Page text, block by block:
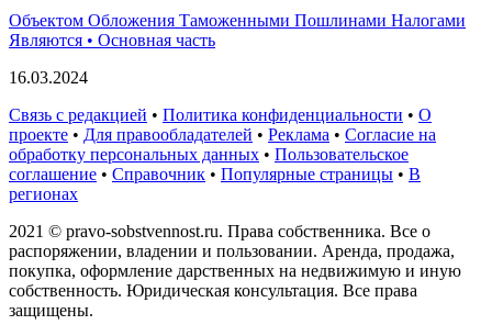
Объектом Обложения Таможенными Пошлинами Налогами
Являются • Основная часть
16.03.2024
Связь с редакцией • Политика конфиденциальности • О
проекте • Для правообладателей • Реклама • Согласие на
обработку персональных данных • Пользовательское
соглашение • Справочник • Популярные страницы • В
регионах
2021 © pravo-sobstvennost.ru. Права собственника. Все о
распоряжении, владении и пользовании. Аренда, продажа,
покупка, оформление дарственных на недвижимую и иную
собственность. Юридическая консультация. Все права
защищены.